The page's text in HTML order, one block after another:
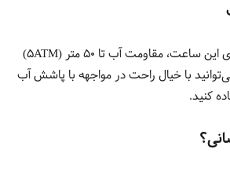
یکی از ویژگی‌های کاربردی این ساعت، مقاومت آب تا ۵۰ متر (5ATM)
با خیال راحت در مواجهه با پاشش آب
کنید.